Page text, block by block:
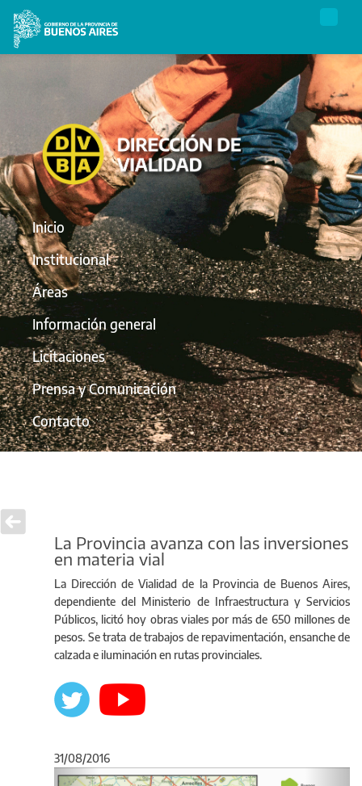
Inicio
Institucional
Áreas
Información general
Licitaciones
Prensa y Comunicación
Contacto
La Provincia avanza con las inversiones
en materia vial
La Dirección de Vialidad de la Provincia de Buenos Aires,
dependiente del Ministerio de Infraestructura y Servicios
Públicos, licitó hoy obras viales por más de 650 millones de
pesos. Se trata de trabajos de repavimentación, ensanche de
calzada e iluminación en rutas provinciales.
31/08/2016
Anterior